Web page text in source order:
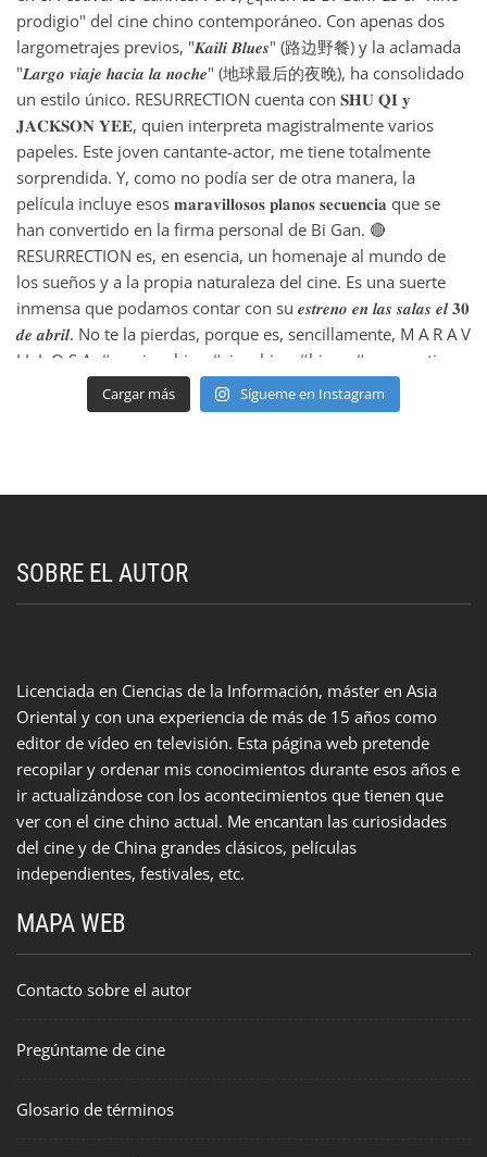
Cargar más Sígueme en Instagram
SOBRE EL AUTOR
Licenciada en Ciencias de la Información, máster en Asia
Oriental y con una experiencia de más de 15 años como
editor de vídeo en televisión. Esta página web pretende
recopilar y ordenar mis conocimientos durante esos años e
ir actualizándose con los acontecimientos que tienen que
ver con el cine chino actual. Me encantan las curiosidades
del cine y de China grandes clásicos, películas
independientes, festivales, etc.
MAPA WEB
Contacto sobre el autor
Pregúntame de cine
Glosario de términos